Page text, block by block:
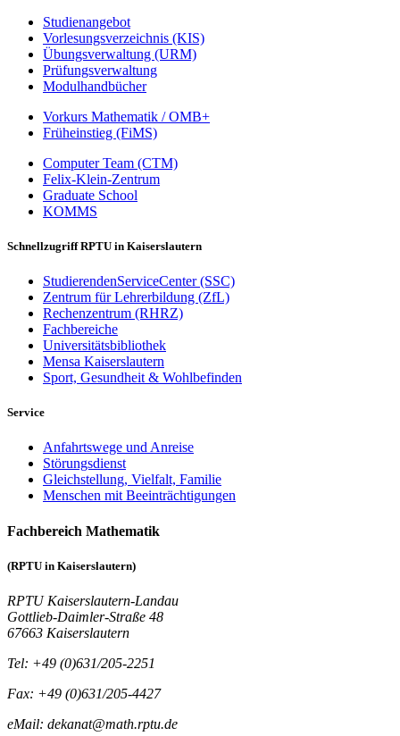
Studienangebot
Vorlesungsverzeichnis (KIS)
Übungsverwaltung (URM)
Prüfungsverwaltung
Modulhandbücher
Vorkurs Mathematik / OMB+
Früheinstieg (FiMS)
Computer Team (CTM)
Felix-Klein-Zentrum
Graduate School
KOMMS
Schnellzugriff RPTU in Kaiserslautern
StudierendenServiceCenter (SSC)
Zentrum für Lehrerbildung (ZfL)
Rechenzentrum (RHRZ)
Fachbereiche
Universitätsbibliothek
Mensa Kaiserslautern
Sport, Gesundheit & Wohlbefinden
Service
Anfahrtswege und Anreise
Störungsdienst
Gleichstellung, Vielfalt, Familie
Menschen mit Beeinträchtigungen
Fachbereich Mathematik
(RPTU in Kaiserslautern)
RPTU Kaiserslautern-Landau
Gottlieb-Daimler-Straße 48
67663 Kaiserslautern
Tel: +49 (0)631/205-2251
Fax: +49 (0)631/205-4427
eMail: dekanat@math.rptu.de